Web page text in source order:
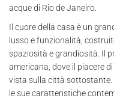
acque di Rio de Janeiro.
Il cuore della casa è un
lusso e funzionalità,
spaziosità e grandiosità. Il
americana, dove il piacere
vista sulla città sottostante.
le sue caratteristiche